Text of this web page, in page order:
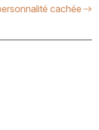
cachée